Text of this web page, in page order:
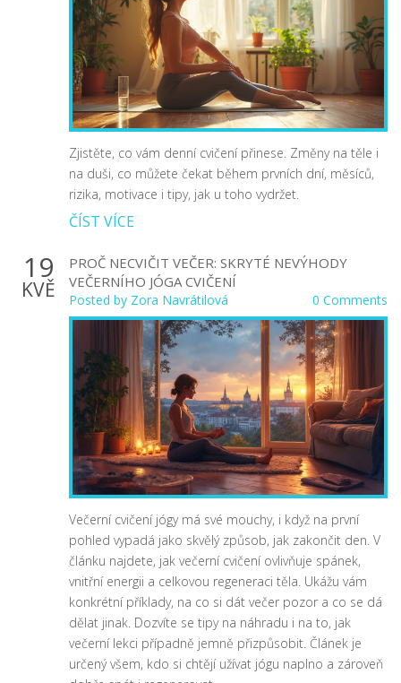
Zjistěte, co vám denní cvičení přinese. Změny na těle i
na duši, co můžete čekat během prvních dní, měsíců,
rizika, motivace i tipy, jak u toho vydržet.
ČÍST VÍCE
19
KVĚ
PROČ NECVIČIT VEČER: SKRYTÉ NEVÝHODY
VEČERNÍHO JÓGA CVIČENÍ
Posted by Zora Navrátilová 0 Comments
Večerní cvičení jógy má své mouchy, i když na první
pohled vypadá jako skvělý způsob, jak zakončit den. V
článku najdete, jak večerní cvičení ovlivňuje spánek,
vnitřní energii a celkovou regeneraci těla. Ukážu vám
konkrétní příklady, na co si dát večer pozor a co se dá
dělat jinak. Dozvíte se tipy na náhradu i na to, jak
večerní lekci případně jemně přizpůsobit. Článek je
určený všem, kdo si chtějí užívat jógu naplno a zároveň